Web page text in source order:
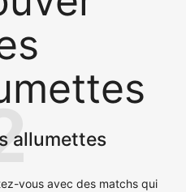
allumettes
vous avec des matchs qui